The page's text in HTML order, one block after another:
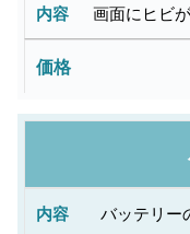
内
容
故
容
画面にヒビ
バッテリー